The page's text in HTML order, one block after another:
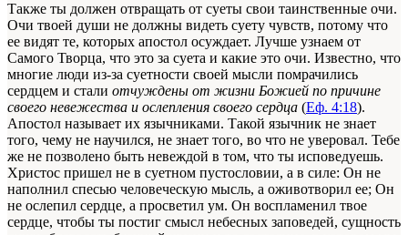
Также ты должен отвращать от суеты свои таинственные очи.
Очи твоей души не должны видеть суету чувств, потому что
ее видят те, которых апостол осуждает. Лучше узнаем от
Самого Творца, что это за суета и какие это очи. Известно, что
многие люди из-за суетности своей мысли помрачились
сердцем и стали отчуждены от жизни Божией по причине
своего невежества и ослепления своего сердца (Еф. 4:18).
Апостол называет их язычниками. Такой язычник не знает
того, чему не научился, не знает того, во что не уверовал. Тебе
же не позволено быть невеждой в том, что ты исповедуешь.
Христос пришел не в суетном пустословии, а в силе: Он не
наполнил спесью человеческую мысль, а оживотворил ее; Он
не ослепил сердце, а просветил ум. Он воспламенил твое
сердце, чтобы ты постиг смысл небесных заповедей, сущность